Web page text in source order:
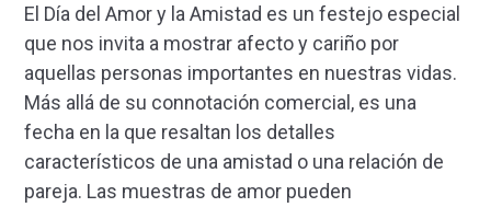
El Día del Amor y la Amistad es un festejo especial
que nos invita a mostrar afecto y cariño por
aquellas personas importantes en nuestras vidas.
Más allá de su connotación comercial, es una
fecha en la que resaltan los detalles
característicos de una amistad o una relación de
pareja. Las muestras de amor pueden